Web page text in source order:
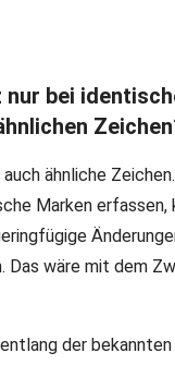
bei
ähnliche
Marken
Das wäre mit dem
der bekannten